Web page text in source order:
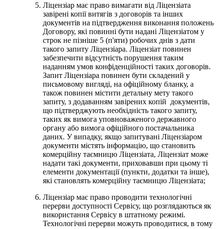
Ліцензіар має право вимагати від Ліцензіата
завірені копії витягів з договорів та інших
документів на підтвердження виконання положень
Договору, які повинні бути надані Ліцензіатом у
строк не пізніше 5 (п'яти) робочих днів з дати
такого запиту Ліцензіара. Ліцензіат повинен
забезпечити відсутність порушення таким
наданням умов конфіденційності таких договорів.
Запит Ліцензіара повинен бути складений у
письмовому вигляді, на офіційному бланку, а
також повинен містити детальну мету такого
запиту, з додаванням завірених копій документів,
що підтверджують необхідність такого запиту,
таких як вимога уповноваженого державного
органу або вимога офіційного постачальника
даних. У випадку, якщо запитувані Ліцензіаром
документи містять інформацію, що становить
комерційну таємницю Ліцензіата, Ліцензіат може
надати такі документи, приховавши при цьому ті
елементи документації (пункти, додатки та інше),
які становлять комерційну таємницю Ліцензіата;
Ліцензіар має право проводити технологічні
перерви доступності Сервісу, що розглядаються як
використання Сервісу в штатному режимі.
Технологічні перерви можуть проводитися, в тому